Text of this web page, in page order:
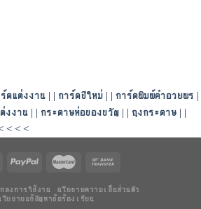
ดแต่งงาน | | การ์ดปีใหม่ | | การ์ดพิมพ์คำอวยพร |
งงาน | | กระดาษห่อของขวัญ | | ถุงกระดาษ| |
< < <
ลงการใช้งาน
นโยบายความเป็นส่วนตัว
โยบายแก้ปัญหาข้อร้องเรียน